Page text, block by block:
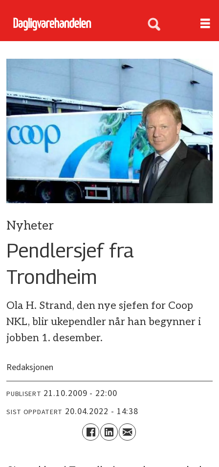
Nyheter
Pendlersjef fra
Trondheim
Ola H. Strand, den nye sjefen for Coop
NKL, blir ukependler når han begynner i
jobben 1. desember.
Redaksjonen
PUBLISERT 21.10.2009 - 22:00
SIST OPPDATERT 20.04.2022 - 14:38